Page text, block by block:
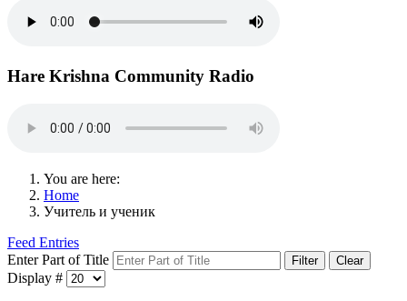
Hare Krishna Community Radio
You are here:
Home
Учитель и ученик
Feed Entries
Enter Part of Title
Filter Clear
Display #